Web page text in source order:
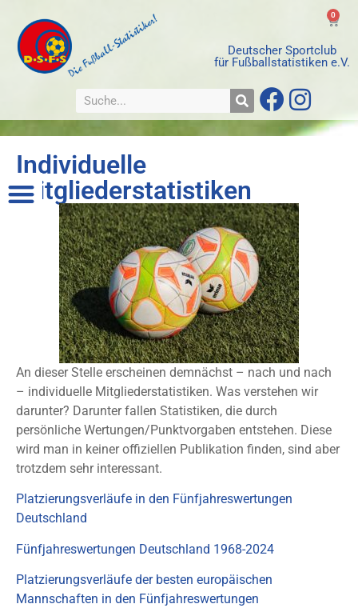
Deutscher Sportclub
für Fußballstatistiken e.V.
0
Individuelle
Mitgliederstatistiken
An dieser Stelle erscheinen demnächst – nach und nach
– individuelle Mitgliederstatistiken. Was verstehen wir
darunter? Darunter fallen Statistiken, die durch
persönliche Wertungen/Punktvorgaben entstehen. Diese
wird man in keiner offiziellen Publikation finden, sind aber
trotzdem sehr interessant.
Platzierungsverläufe in den Fünfjahreswertungen
Deutschland
Fünfjahreswertungen Deutschland 1968-2024
Platzierungsverläufe der besten europäischen
Mannschaften in den Fünfjahreswertungen